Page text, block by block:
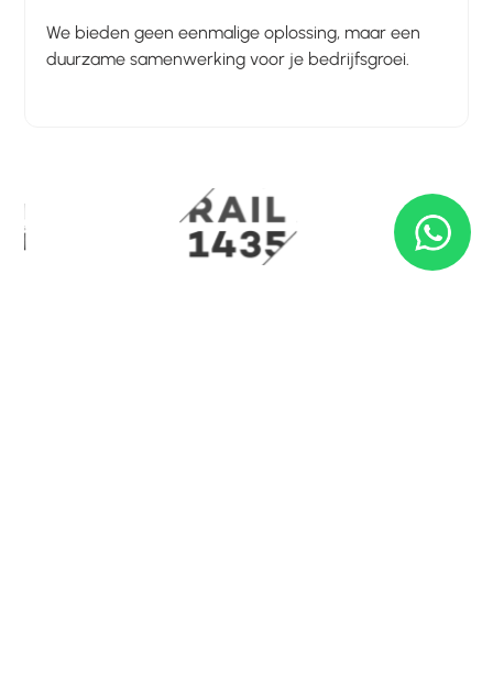
We bieden geen eenmalige oplossing, maar een
duurzame samenwerking voor je bedrijfsgroei.